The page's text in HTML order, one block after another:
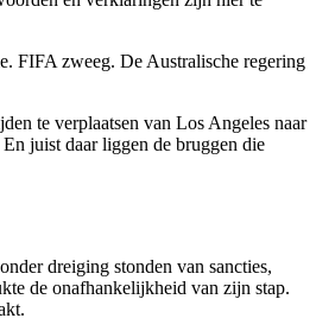
FIFA zweeg. De Australische regering
te verplaatsen van Los Angeles naar
juist daar liggen de bruggen die
dreiging stonden van sancties,
de onafhankelijkheid van zijn stap.